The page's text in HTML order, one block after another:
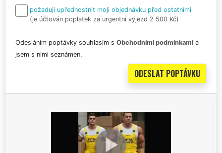
požaduji upřednostnit moji objednávku před ostatními
(je účtován poplatek za urgentní výjezd 2 500 Kč)
Odesláním poptávky souhlasím s Obchodními podmínkami a
jsem s nimi seznámen.